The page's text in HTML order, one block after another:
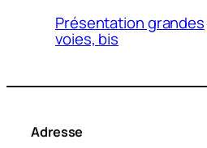
Présentation grandes
voies, bis
Adresse